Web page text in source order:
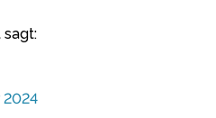
sagt:
2024